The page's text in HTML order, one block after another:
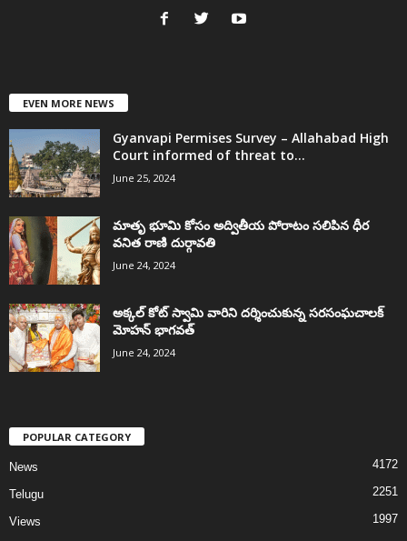
EVEN MORE NEWS
Gyanvapi Permises Survey – Allahabad High
Court informed of threat to...
June 25, 2024
మాతృ భూమి కోసం అద్వితీయ పోరాటం సలిపిన ధీర
వనిత రాణి దుర్గావతి
June 24, 2024
అక్కల్‌ కోట్‌ స్వామి వారిని దర్శించుకున్న సరసంఘచాలక్
మోహన్ భాగవత్
June 24, 2024
POPULAR CATEGORY
News 4172
Telugu 2251
Views
1997